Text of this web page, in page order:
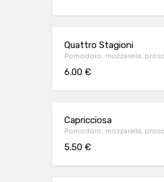
Quattro Stagioni
Pomodoro, mozzarella,
6.00 €
Capricciosa
Pomodoro, mozzarella,
5.50 €